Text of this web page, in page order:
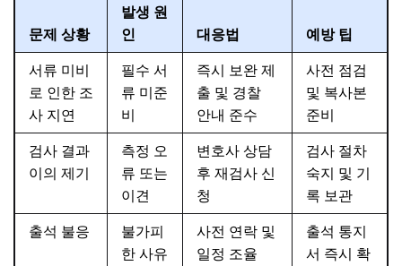
문제 상황
발생 원
인
대응법 예방 팁
서류 미비
로 인한 조
사 지연
필수 서
류 미준
비
즉시 보완 제
출 및 경찰
안내 준수
사전 점검
및 복사본
준비
검사 결과
이의 제기
측정 오
류 또는
이견
변호사 상담
후 재검사 신
청
검사 절차
숙지 및 기
록 보관
출석 불응
불가피
한 사유
사전 연락 및
일정 조율
출석 통지
서 즉시 확